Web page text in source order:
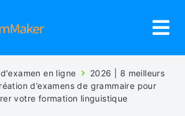
en ligne
2026 | 8 meilleurs
d’examens de grammaire pour
votre formation linguistique